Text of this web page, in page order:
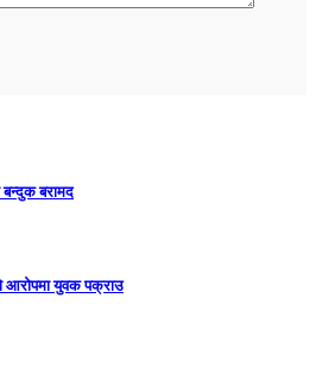
बरामद
आरोपमा युवक पक्राउ